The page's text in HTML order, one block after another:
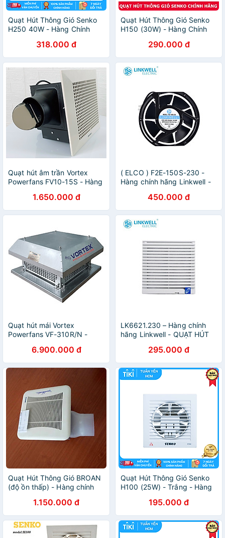
Quạt Hút Thông Gió Senko
H250 40W - Hàng Chính
318.000 đ
Quạt Hút Thông Gió Senko
H150 (30W) - Hàng Chính
290.000 đ
Quạt hút âm trần Vortex
Powerfans FV10-15S - Hàng
1.650.000 đ
( ELCO ) F2E-150S-230 -
Hàng chính hãng Linkwell -
450.000 đ
Quạt hút mái Vortex
Powerfans VF-310R/N -
6.900.000 đ
LK6621.230 – Hàng chính
hãng Linkwell - QUẠT HÚT
295.000 đ
Quạt Hút Thông Gió BROAN
(độ ồn thấp) - Hàng chính
1.150.000 đ
Quạt Hút Thông Gió Senko
H100 (25W) - Trắng - Hàng
195.000 đ